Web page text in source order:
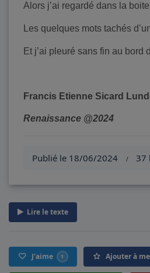
Alors j’ai regardé dans la
Les quelques mots tachés
Et j’ai pleuré sans fin au bord
Francis Etienne Sicard
Renaissance @2024
Publié le 18/06/2024 / 37
Lire le texte
J'aime 1 Ajouter à